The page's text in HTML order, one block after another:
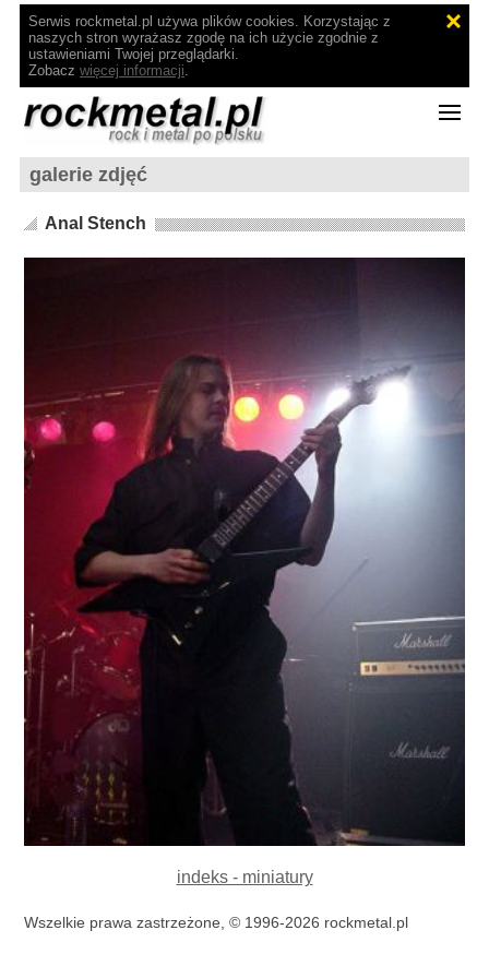
Serwis rockmetal.pl używa plików cookies. Korzystając z
naszych stron wyrażasz zgodę na ich użycie zgodnie z
ustawieniami Twojej przeglądarki.
Zobacz więcej informacji.
galerie zdjęć
Anal Stench
indeks - miniatury
Wszelkie prawa zastrzeżone, © 1996-2026 rockmetal.pl